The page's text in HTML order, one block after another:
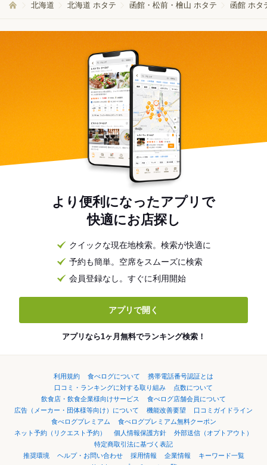
北海道 北海道 ホタテ 函館・松前・檜山 ホタテ 函館 ホタ
より便利になったアプリで
快適にお店探し
クイックな現在地検索。検索が快適に
予約も簡単。空席をスムーズに検索
会員登録なし。すぐに利用開始
アプリで開く
アプリなら1ヶ月無料でランキング検索！
利用規約 食べログについて
携帯電話番号認証とは
口コミ・ランキングに対する取り組み
点数について
飲食店・飲食企業様向けサービス
食べログ店舗会員について
広告（メーカー・団体様等向け）について
機能改善要望
口コミガイドライン
食べログプレミアム
食べログプレミアム無料クーポン
ネット予約（リクエスト予約）
個人情報保護方針
外部送信（オプトアウト）
特定商取引法に基づく表記
推奨環境
ヘルプ・お問い合わせ 採用情報 企業情報
キーワード一覧